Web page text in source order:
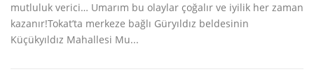
mutluluk verici… Umarım bu olaylar çoğalır ve iyilik her zaman
kazanır!Tokat’ta merkeze bağlı Güryıldız beldesinin
Küçükyıldız Mahallesi Mu...